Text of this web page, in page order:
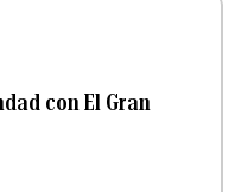
con El Gran